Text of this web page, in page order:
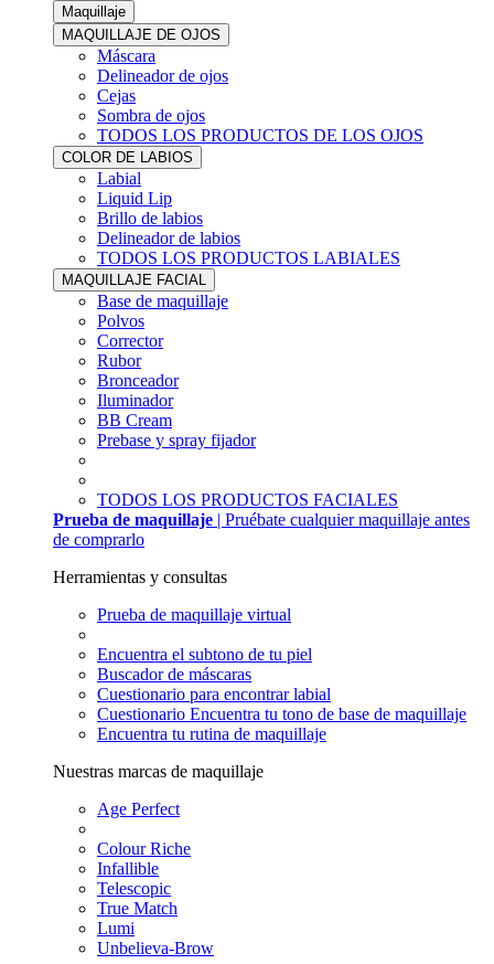
Maquillaje
MAQUILLAJE DE OJOS
Máscara
Delineador de ojos
Cejas
Sombra de ojos
TODOS LOS PRODUCTOS DE LOS OJOS
COLOR DE LABIOS
Labial
Liquid Lip
Brillo de labios
Delineador de labios
TODOS LOS PRODUCTOS LABIALES
MAQUILLAJE FACIAL
Base de maquillaje
Polvos
Corrector
Rubor
Bronceador
Iluminador
BB Cream
Prebase y spray fijador
TODOS LOS PRODUCTOS FACIALES
Prueba de maquillaje | Pruébate cualquier maquillaje antes
de comprarlo
Herramientas y consultas
Prueba de maquillaje virtual
Encuentra el subtono de tu piel
Buscador de máscaras
Cuestionario para encontrar labial
Cuestionario Encuentra tu tono de base de maquillaje
Encuentra tu rutina de maquillaje
Nuestras marcas de maquillaje
Age Perfect
Colour Riche
Infallible
Telescopic
True Match
Lumi
Unbelieva-Brow